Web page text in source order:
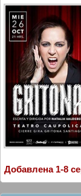
Добавлена 1-8